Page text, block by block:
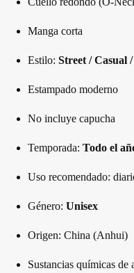
Manga corta
Estilo: Street / Casual
Estampado moderno
No incluye capucha
Temporada: Todo el
Uso recomendado:
Género: Unisex
Origen: China (Anhui)
Sustancias químicas de